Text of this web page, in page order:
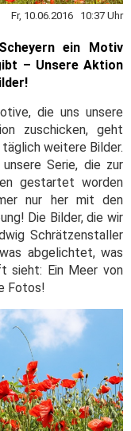
Fr, 10.06.2016 10:37 Uhr
ein Motiv
– Unsere Aktion
die uns unsere
zuschicken, geht
weitere Bilder.
Serie, die zur
gestartet worden
nur her mit den
Die Bilder, die wir
Schrätzenstaller
abgelichtet, was
sieht: Ein Meer von
Fotos!